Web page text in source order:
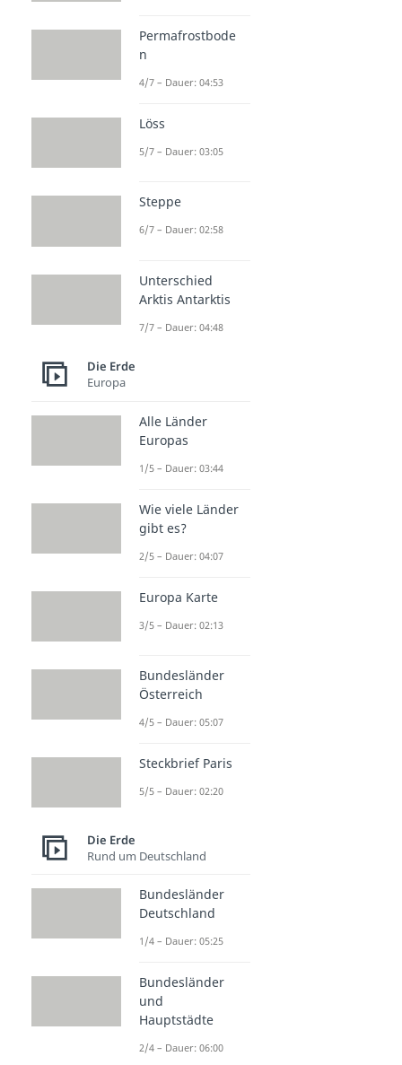
Permafrostbode
n
4/7 – Dauer: 04:53
Löss
5/7 – Dauer: 03:05
Steppe
6/7 – Dauer: 02:58
Unterschied
Arktis Antarktis
7/7 – Dauer: 04:48
Die Erde
Europa
Alle Länder
Europas
1/5 – Dauer: 03:44
Wie viele Länder
gibt es?
2/5 – Dauer: 04:07
Europa Karte
3/5 – Dauer: 02:13
Bundesländer
Österreich
4/5 – Dauer: 05:07
Steckbrief Paris
5/5 – Dauer: 02:20
Die Erde
Rund um Deutschland
Bundesländer
Deutschland
1/4 – Dauer: 05:25
Bundesländer
und
Hauptstädte
2/4 – Dauer: 06:00